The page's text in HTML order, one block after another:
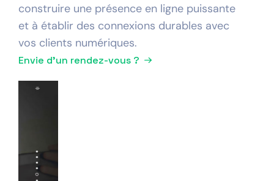
construire une présence en ligne puissante
et à établir des connexions durables avec
vos clients numériques.
Envie d'un rendez-vous ?